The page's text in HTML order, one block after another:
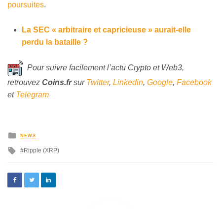
poursuites.
La SEC « arbitraire et capricieuse » aurait-elle
perdu la bataille ?
Pour suivre facilement l’actu Crypto et Web3,
retrouvez Coins.frsur Twitter, Linkedin, Google, Facebook
et Telegram
NEWS
Ripple (XRP)